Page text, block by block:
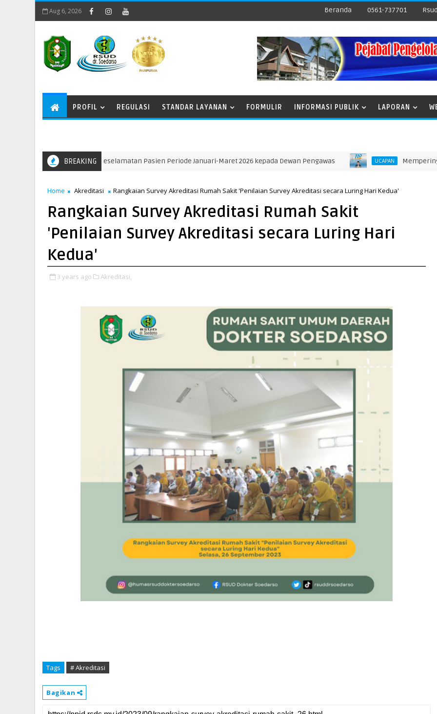
Aug 6, 2026 Beranda 0561-737701
PROFIL REGULASI STANDAR LAYANAN FORMULIR INFORMASI PUBLIK LAPORAN
BREAKING
Program Mutu dan Keselamatan Pasien Periode Januari-Maret 2026 kepada Dewan Pengawas UCAPAN Memperingati
Home Akreditasi Rangkaian Survey Akreditasi Rumah Sakit 'Penilaian Survey Akreditasi secara Luring Hari Kedua'
Rangkaian Survey Akreditasi Rumah Sakit
'Penilaian Survey Akreditasi secara Luring Hari
Kedua'
3 years ago Akreditasi,
Tags # Akreditasi
Bagikan